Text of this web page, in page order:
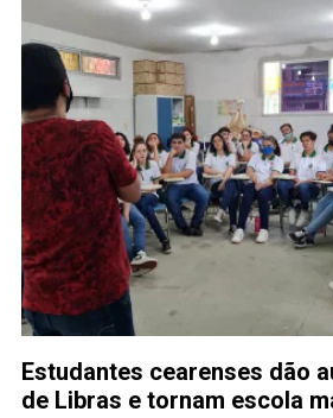
Estudantes cearenses dão
de Libras e tornam escola